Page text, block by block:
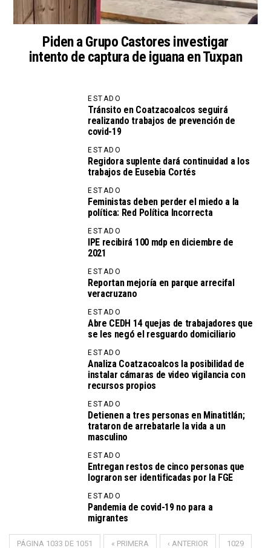
Piden a Grupo Castores investigar
intento de captura de iguana en Tuxpan
ESTADO
Tránsito en Coatzacoalcos seguirá
realizando trabajos de prevención de
covid-19
ESTADO
Regidora suplente dará continuidad a los
trabajos de Eusebia Cortés
ESTADO
Feministas deben perder el miedo a la
política: Red Política Incorrecta
ESTADO
IPE recibirá 100 mdp en diciembre de
2021
ESTADO
Reportan mejoría en parque arrecifal
veracruzano
ESTADO
Abre CEDH 14 quejas de trabajadores que
se les negó el resguardo domiciliario
ESTADO
Analiza Coatzacoalcos la posibilidad de
instalar cámaras de video vigilancia con
recursos propios
ESTADO
Detienen a tres personas en Minatitlán;
trataron de arrebatarle la vida a un
masculino
ESTADO
Entregan restos de cinco personas que
lograron ser identificadas por la FGE
ESTADO
Pandemia de covid-19 no para a
migrantes
PÁGINA 1033 DE 1051 « PRIMERA ‹ ANTERIOR 1029